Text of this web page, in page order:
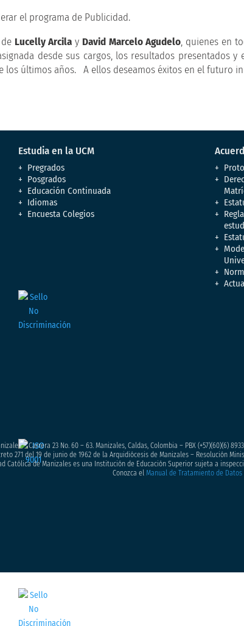
el programa de Publicidad.
Lucelly Arcila y David Marcelo Agudelo, quienes en
desde sus cargos, los resultados presentados y
los últimos años. A ellos deseamos éxitos en el futuro
Estudia en la UCM
Pregrados
Posgrados
Educación Continuada
Idiomas
Encuesta Colegios
– Carrera 23 No. 60 – 63. Manizales, Caldas, Colombia – PBX (+57)(60)(6)
271 del 19 de junio de 1962 de la Arquidiócesis de Manizales – Resolución
Católica de Manizales es una Institución de Educación Superior sujeta a
Conozca el Manual de Tratamiento de Datos